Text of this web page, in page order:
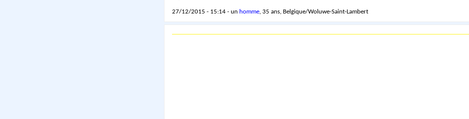
27/12/2015 - 15:14 - un homme, 35 ans, Belgique/Woluwe-Saint-Lambert